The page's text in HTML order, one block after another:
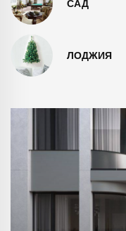
САД
ЛОДЖИЯ